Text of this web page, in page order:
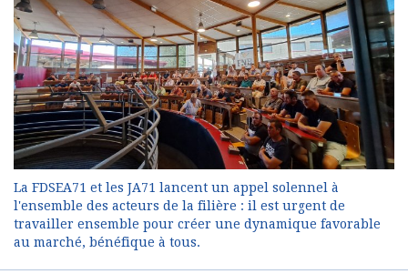
La FDSEA71 et les JA71 lancent un appel solennel à
l'ensemble des acteurs de la filière : il est urgent de
travailler ensemble pour créer une dynamique favorable
au marché, bénéfique à tous.